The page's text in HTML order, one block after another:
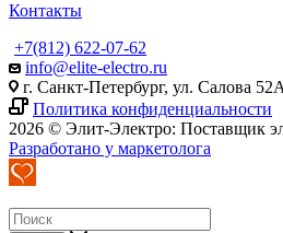
Контакты
+7(812) 622-07-62
info@elite-electro.ru
г. Санкт-Петербург, ул. Салова
Политика конфиденциальности
2026 © Элит-Электро: Поставщик
Разработано у маркетолога